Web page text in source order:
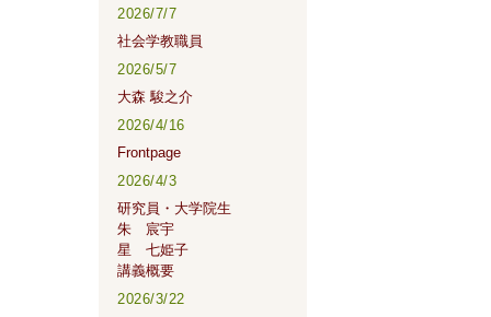
2026/7/7
社会学教職員
2026/5/7
大森 駿之介
2026/4/16
Frontpage
2026/4/3
研究員・大学院生
朱 宸宇
星 七姫子
講義概要
2026/3/22